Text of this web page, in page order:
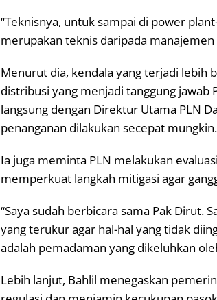
“Teknisnya, untuk sampai di power
merupakan teknis daripada
Menurut dia, kendala yang terjadi lebih
distribusi yang menjadi tanggung
langsung dengan Direktur Utama PLN
penanganan dilakukan secepat mungkin.
Ia juga meminta PLN melakukan
memperkuat langkah mitigasi agar
“Saya sudah berbicara sama Pak Dirut.
yang terukur agar hal-hal yang tidak
adalah pemadaman yang dikeluhkan
Lebih lanjut, Bahlil menegaskan